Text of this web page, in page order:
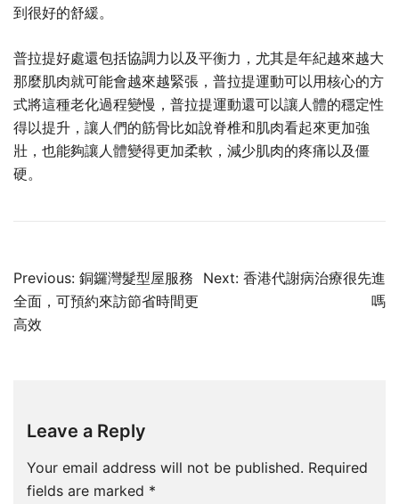
到很好的舒緩。
普拉提好處還包括協調力以及平衡力，尤其是年紀越來越大
那麼肌肉就可能會越來越緊張，普拉提運動可以用核心的方
式將這種老化過程變慢，普拉提運動還可以讓人體的穩定性
得以提升，讓人們的筋骨比如說脊椎和肌肉看起來更加強
壯，也能夠讓人體變得更加柔軟，減少肌肉的疼痛以及僵
硬。
Post
navigation
Previous: 銅鑼灣髮型屋服務
全面，可預約來訪節省時間更
高效
Next: 香港代謝病治療很先進
嗎
Leave a Reply
Your email address will not be published. Required
fields are marked *